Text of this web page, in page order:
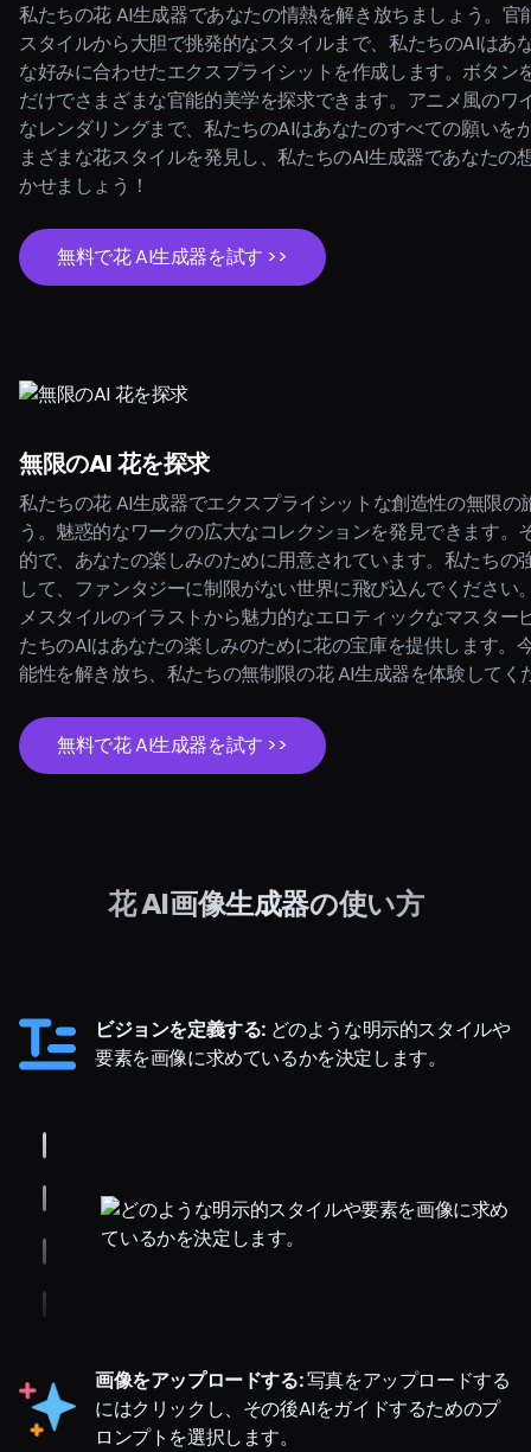
私たちの花 AI生成器であなたの情熱を解き放ちましょう。官
スタイルから大胆で挑発的なスタイルまで、私たちのAIはあ
な好みに合わせたエクスプライシットを作成します。ボタン
だけでさまざまな官能的美学を探求できます。アニメ風のワ
なレンダリングまで、私たちのAIはあなたのすべての願いを
まざまな花スタイルを発見し、私たちのAI生成器であなたの
かせましょう！
無料で花 AI生成器を試す >>
無限のAI 花を探求
私たちの花 AI生成器でエクスプライシットな創造性の無限の
う。魅惑的なワークの広大なコレクションを発見できます。
的で、あなたの楽しみのために用意されています。私たちの
して、ファンタジーに制限がない世界に飛び込んでください
メスタイルのイラストから魅力的なエロティックなマスター
たちのAIはあなたの楽しみのために花の宝庫を提供します。
能性を解き放ち、私たちの無制限の花 AI生成器を体験してく
無料で花 AI生成器を試す >>
花 AI画像生成器の使い方
ビジョンを定義する: どのような明示的スタイルや
要素を画像に求めているかを決定します。
画像をアップロードする:写真をアップロードする
にはクリックし、その後AIをガイドするためのプ
ロンプトを選択します。